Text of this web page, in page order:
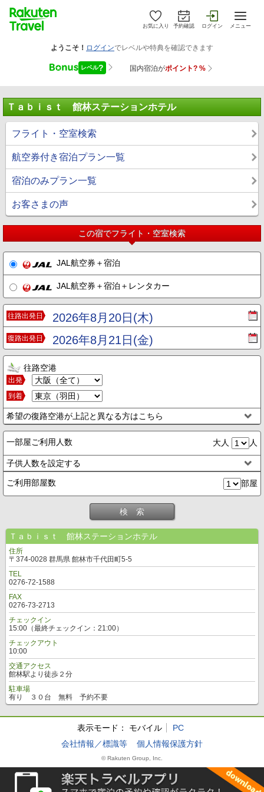
お気に入り 予約確認 ログイン メニュー
Ｔａｂｉｓｔ 館林ステーションホテル
フライト・空室検索
航空券付き宿泊プラン一覧
宿泊のみプラン一覧
お客さまの声
この宿でフライト・空室検索
JAL航空券＋宿泊
JAL航空券＋宿泊＋レンタカー
往路出発日 2026年8月20日(木)
復路出発日 2026年8月21日(金)
往路空港
出発
到着
希望の復路空港が上記と異なる方はこちら
一部屋ご利用人数 大人 人
子供人数を設定する
ご利用部屋数 部屋
検 索
Ｔａｂｉｓｔ 館林ステーションホテル
住所
〒374-0028 群馬県 館林市千代田町5-5
TEL
0276-72-1588
FAX
0276-73-2713
チェックイン
15:00（最終チェックイン：21:00）
チェックアウト
10:00
交通アクセス
館林駅より徒歩２分
駐車場
有り ３０台 無料 予約不要
表示モード： モバイル
PC
会社情報／標識等
個人情報保護方針
© Rakuten Group, Inc.